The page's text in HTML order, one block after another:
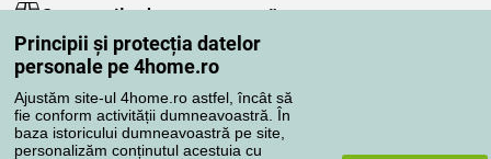
Principii și protecția datelor
personale pe 4home.ro
Ajustăm site-ul 4home.ro astfel, încât să
fie conform activității dumneavoastră. În
baza istoricului dumneavoastră pe site,
personalizăm conținutul acestuia cu
Comenzile dumneavoastră
Contul meu
Revizuirea comenzilor
Reclamaţii
Retragere de la contract
Regulile de procesare a recenziilor